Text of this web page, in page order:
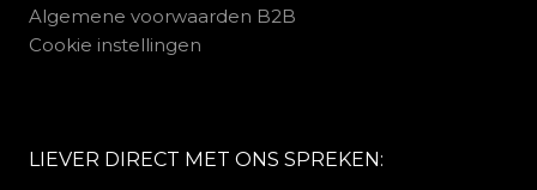
Algemene voorwaarden B2B
Cookie instellingen
LIEVER DIRECT MET ONS SPREKEN: